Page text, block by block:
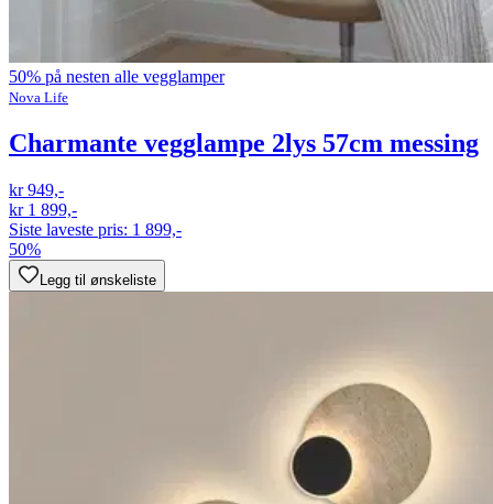
50% på nesten alle vegglamper
Nova Life
Charmante vegglampe 2lys 57cm messing
kr 949,-
kr 1 899,-
Siste laveste pris: 1 899,-
50%
Legg til ønskeliste